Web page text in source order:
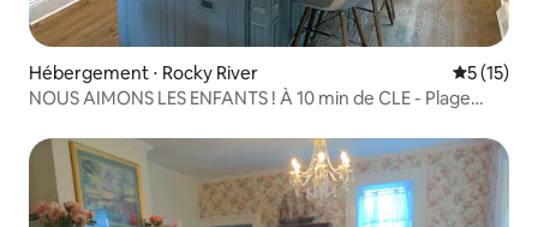
Hébergement ⋅ Rocky River
5 (15)
NOUS AIMONS LES ENFANTS ! À 10 min de CLE - Plage